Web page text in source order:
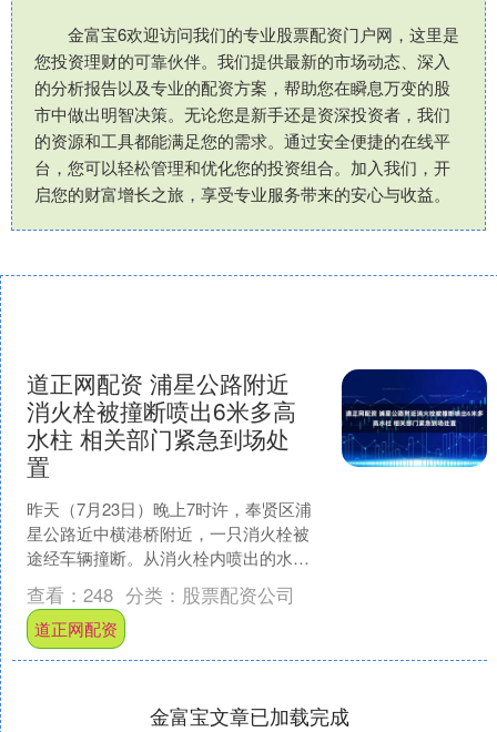
金富宝6欢迎访问我们的专业股票配资门户网，这里是
您投资理财的可靠伙伴。我们提供最新的市场动态、深入
的分析报告以及专业的配资方案，帮助您在瞬息万变的股
市中做出明智决策。无论您是新手还是资深投资者，我们
的资源和工具都能满足您的需求。通过安全便捷的在线平
台，您可以轻松管理和优化您的投资组合。加入我们，开
启您的财富增长之旅，享受专业服务带来的安心与收益。
道正网配资 浦星公路附近
消火栓被撞断喷出6米多高
水柱 相关部门紧急到场处
置
昨天（7月23日）晚上7时许，奉贤区浦
星公路近中横港桥附近，一只消火栓被
途经车辆撞断。从消火栓内喷出的水柱
高度超过6米，现场道路出现大面积积
水。接到报警后，相关....
查看： 248 分类： 股票配资公司
道正网配资
金富宝文章已加载完成